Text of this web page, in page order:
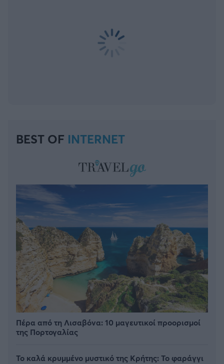
BEST OF INTERNET
Πέρα από τη Λισαβόνα: 10 μαγευτικοί προορισμοί
της Πορτογαλίας
Το καλά κρυμμένο μυστικό της Κρήτης: Το φαράγγι